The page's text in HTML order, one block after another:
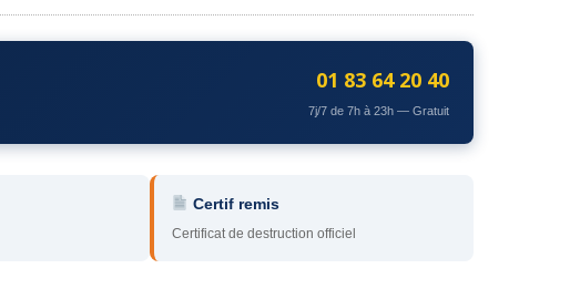
01 83 64 20 40
7j/7 de 7h à 23h — Gratuit
Certif remis
Certificat de destruction officiel